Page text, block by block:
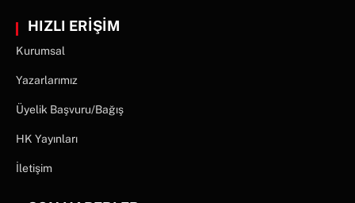
HIZLI ERİŞİM
Kurumsal
Yazarlarımız
Üyelik Başvuru/Bağış
HK Yayınları
İletişim